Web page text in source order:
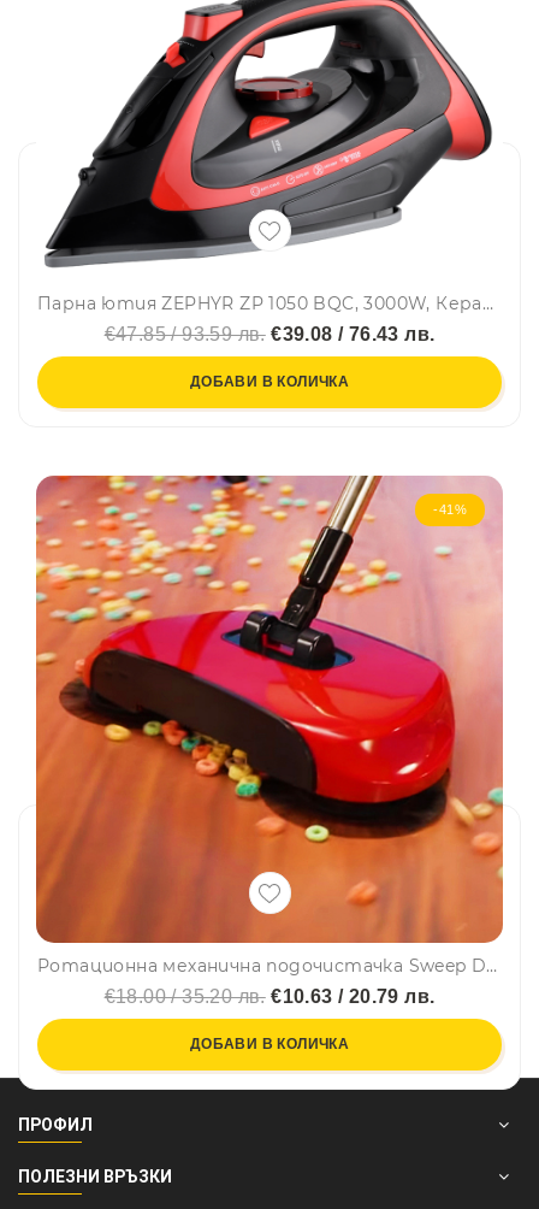
Парна ютия ZEPHYR ZP 1050 BQC, 3000W, Керамична плоча, Вертикално гладене, Самопочистване, Черен/червен
€47.85 / 93.59 лв.€39.08 / 76.43 лв.
ДОБАВИ В КОЛИЧКА
-41%
Ротационна механична подочистачка Sweep Drag - бързо, лесно, чисто
€18.00 / 35.20 лв.€10.63 / 20.79 лв.
ДОБАВИ В КОЛИЧКА
ПРОФИЛ
ПОЛЕЗНИ ВРЪЗКИ